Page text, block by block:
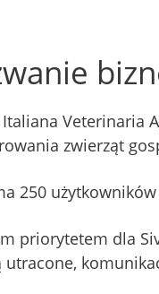
Italiana Veterinaria
zwierząt
250
priorytetem dla
utracone,